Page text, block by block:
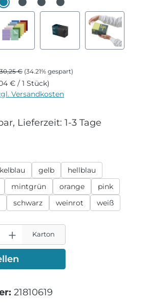
Regulärer Preis:
30,25 € (34.21% gespart)
€ / 1 Stück)
Versandkosten
Lieferzeit: 1-3 Tage
gelb
hellblau
mintgrün orange
pink
schwarz weinrot weiß
Karton
21810619